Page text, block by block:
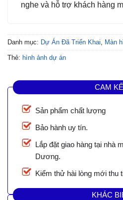
nghe và hỗ trợ khách hàng
Danh mục: Dự Án Đã Triển Khai, Màn
Thẻ: hình ảnh dự án
CAM
Sản phẩm chất lượng
Bảo hành uy tín.
Lắp đặt giao hàng tại nhà
Dương.
Kiểm thử hài lòng mới thu
KHÁC